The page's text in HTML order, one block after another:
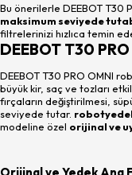
Bu önerilerle DEEBOT T30
maksimum seviyede
filtrelerinizi hızlıca temin
DEEBOT T30
DEEBOT T30 PRO OMNI
büyük kir, saç ve tozları
fırçaların değiştirilmesi,
seviyede tutar.
modeline özel orijinal ve
Orijinal ve Yedek Ana